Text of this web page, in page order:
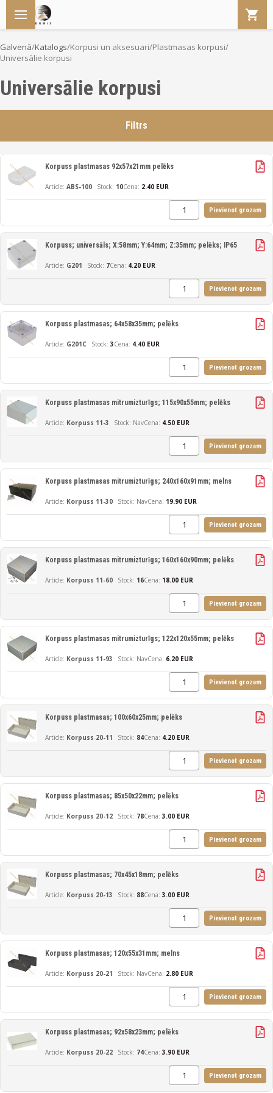
Galvenā/Katalogs/Korpusi un aksesuari/Plastmasas korpusi/
Universālie korpusi
Universālie korpusi
Filtrs
ABS-100
Korpuss plastmasas 92x57x21mm pelēks
10Cena: 2.40 EUR
Pievienot grozam
G201
Korpuss; universāls; X:58mm; Y:64mm; Z:35mm; pelēks; IP65
7Cena: 4.20 EUR
Pievienot grozam
G201C
Korpuss plastmasas; 64x58x35mm; pelēks
3Cena: 4.40 EUR
Pievienot grozam
Korpuss 11-3
Korpuss plastmasas mitrumizturīgs; 115x90x55mm; pelēks
NavCena: 4.50 EUR
Pievienot grozam
Korpuss 11-30
Korpuss plastmasas mitrumizturīgs; 240x160x91mm; melns
NavCena: 19.90 EUR
Pievienot grozam
Korpuss 11-60
Korpuss plastmasas mitrumizturīgs; 160x160x90mm; pelēks
16Cena: 18.00 EUR
Pievienot grozam
Korpuss 11-93
Korpuss plastmasas mitrumizturīgs; 122x120x55mm; pelēks
NavCena: 6.20 EUR
Pievienot grozam
Korpuss 20-11
Korpuss plastmasas; 100x60x25mm; pelēks
84Cena: 4.20 EUR
Pievienot grozam
Korpuss 20-12
Korpuss plastmasas; 85x50x22mm; pelēks
78Cena: 3.00 EUR
Pievienot grozam
Korpuss 20-13
Korpuss plastmasas; 70x45x18mm; pelēks
88Cena: 3.00 EUR
Pievienot grozam
Korpuss 20-21
Korpuss plastmasas; 120x55x31mm; melns
NavCena: 2.80 EUR
Pievienot grozam
Korpuss 20-22
Korpuss plastmasas; 92x58x23mm; pelēks
74Cena: 3.90 EUR
Pievienot grozam